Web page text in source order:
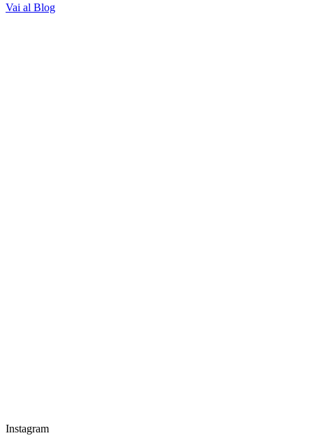
Vai al Blog
Instagram